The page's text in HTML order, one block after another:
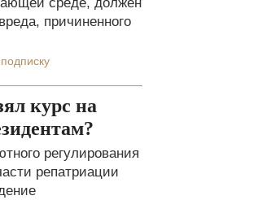
причиненного
курс на
регулирования
репатриации